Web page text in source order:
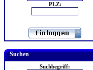
PLZ:
Suchen
Suchbegriff: